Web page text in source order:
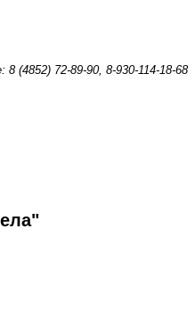
8 (4852) 72-89-90, 8-930-114-18-68